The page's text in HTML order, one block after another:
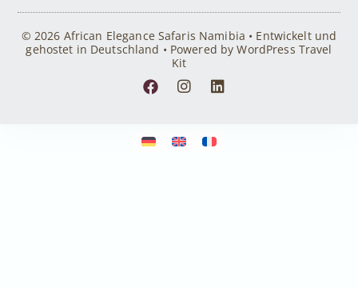
© 2026 African Elegance Safaris Namibia • Entwickelt und
gehostet in Deutschland • Powered by WordPress Travel
Kit